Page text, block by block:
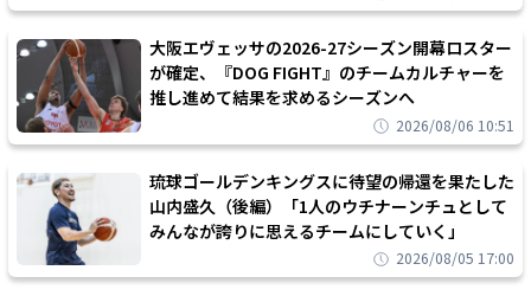
大阪エヴェッサの2026-27シーズン開幕ロスター
が確定、『DOG FIGHT』のチームカルチャーを
推し進めて結果を求めるシーズンへ
2026/08/06 10:51
琉球ゴールデンキングスに待望の帰還を果たした
山内盛久（後編）「1人のウチナーンチュとして
みんなが誇りに思えるチームにしていく」
2026/08/05 17:00